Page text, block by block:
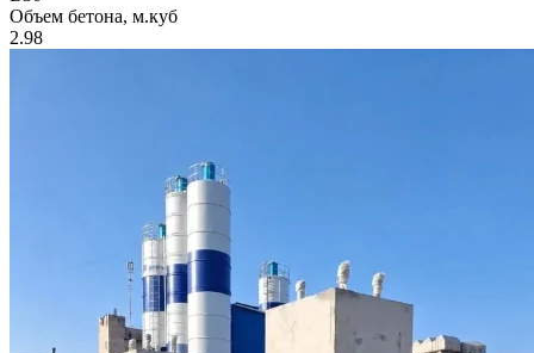
Объем бетона, м.куб
2.98